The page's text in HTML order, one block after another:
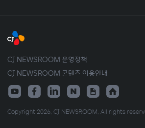
CJ NEWSROOM 운영정책
CJ NEWSROOM 콘텐츠 이용안내
Copyright 2026. CJ NEWSROOM. All rights